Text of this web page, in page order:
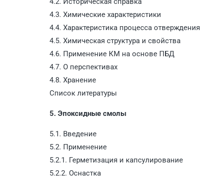
4.3. Химические характеристики
4.4. Характеристика процесса отверждения
4.5. Химическая структура и свойства
4.6. Применение КМ на основе ПБД
4.7. О перспективах
4.8. Хранение
Список литературы
5. Эпоксидные смолы
5.1. Введение
5.2. Применение
5.2.1. Герметизация и капсулирование
5.2.2. Оснастка